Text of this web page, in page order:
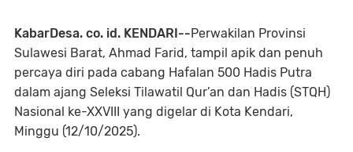
KabarDesa. co. id. KENDARI--Perwakilan Provinsi
Sulawesi Barat, Ahmad Farid, tampil apik dan penuh
percaya diri pada cabang Hafalan 500 Hadis Putra
dalam ajang Seleksi Tilawatil Qur’an dan Hadis (STQH)
Nasional ke-XXVIII yang digelar di Kota Kendari,
Minggu (12/10/2025).